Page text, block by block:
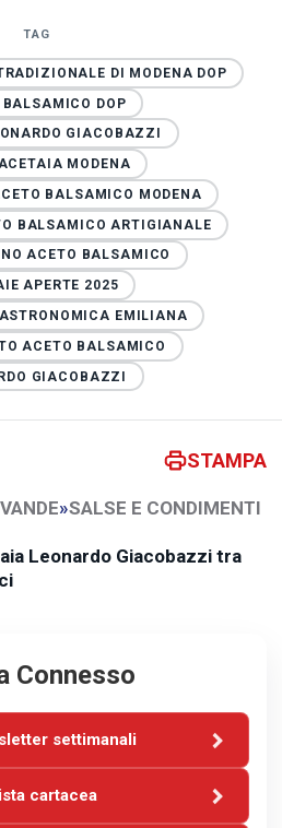
TAG
DI MODENA DOP
BALSAMICO DOP
GIACOBAZZI
MODENA
BALSAMICO MODENA
BALSAMICO ARTIGIANALE
ACETO BALSAMICO
APERTE 2025
EMILIANA
ACETO BALSAMICO
GIACOBAZZI
STAMPA
»SALSE E CONDIMENTI
Leonardo Giacobazzi tra
Connesso
settimanali
cartacea